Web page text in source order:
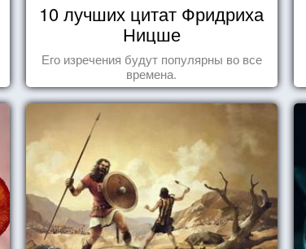
10 лучших цитат Фридриха
Ницше
Его изречения будут популярны во все
времена.